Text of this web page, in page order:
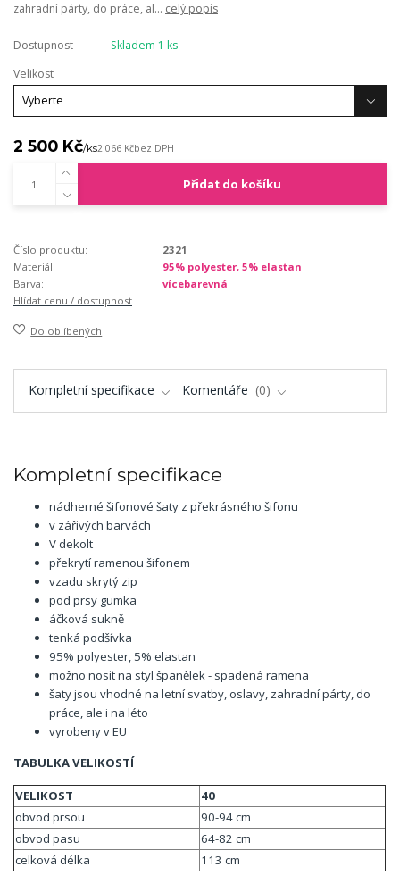
zahradní párty, do práce, al... celý popis
Dostupnost
Skladem 1 ks
Velikost
2 500 Kč/ks2 066 Kčbez DPH
Přidat do košíku
Číslo produktu:
2321
Materiál:
95% polyester, 5% elastan
Barva:
vícebarevná
Hlídat cenu / dostupnost
Do oblíbených
Kompletní specifikace Komentáře 0
Kompletní specifikace
nádherné šifonové šaty z překrásného šifonu
v zářivých barvách
V dekolt
překrytí ramenou šifonem
vzadu skrytý zip
pod prsy gumka
áčková sukně
tenká podšívka
95% polyester, 5% elastan
možno nosit na styl španělek - spadená ramena
šaty jsou vhodné na letní svatby, oslavy, zahradní párty, do
práce, ale i na léto
vyrobeny v EU
TABULKA VELIKOSTÍ
VELIKOST
40
obvod prsou
90-94 cm
obvod pasu
64-82 cm
celková délka
113 cm